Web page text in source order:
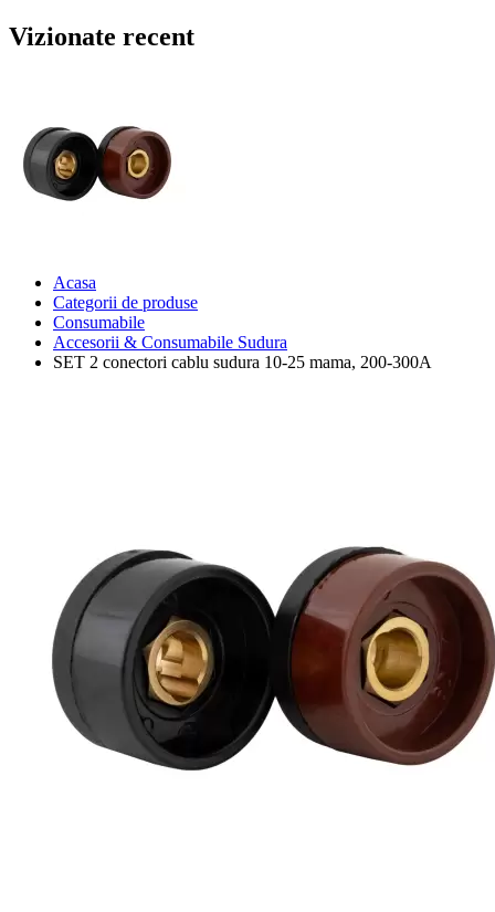
Vizionate recent
Acasa
Categorii de produse
Consumabile
Accesorii & Consumabile Sudura
SET 2 conectori cablu sudura 10-25 mama, 200-300A